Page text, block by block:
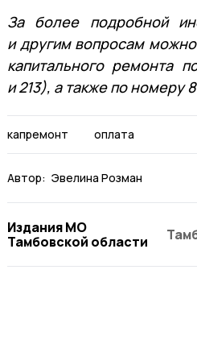
За более подробной
и другим вопросам
капитального ремонта
и 213), а также по номеру
капремонт оплата
Автор: Эвелина Розман
Издания МО
Тамбовской области